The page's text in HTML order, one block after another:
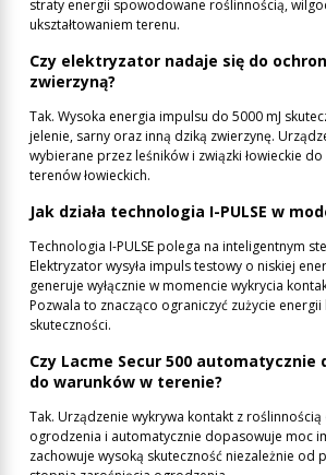
straty energii spowodowane roślinnością,
ukształtowaniem terenu.
Czy elektryzator nadaje się do
zwierzyną?
Tak. Wysoka energia impulsu do 5000 mJ
jelenie, sarny oraz inną dziką zwierzynę.
wybierane przez leśników i związki łowieckie
terenów łowieckich.
Jak działa technologia I-PULSE w
Technologia I-PULSE polega na inteligentnym
Elektryzator wysyła impuls testowy o niskiej
generuje wyłącznie w momencie wykrycia
Pozwala to znacząco ograniczyć zużycie
skuteczności.
Czy Lacme Secur 500 automatycznie
do warunków w terenie?
Tak. Urządzenie wykrywa kontakt z
ogrodzenia i automatycznie dopasowuje moc
zachowuje wysoką skuteczność niezależnie od